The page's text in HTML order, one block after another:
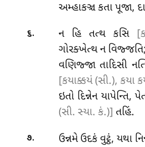
અમ્હાકઞ્ચ કતા પૂજા,
૬. ન હિ તત્થ કસિ
ગોરક્ખેત્થ ન વિજ્જતિ;
વણિજ્જા તાદિસી
[કયાક્કયં (સી.), કયા
ઇતો દિન્નેન યાપેન્તિ,
(સી. સ્યા. કં.)] તહિં.
૭.
ઉન્નમે ઉદકં વુટ્ઠં, યથા